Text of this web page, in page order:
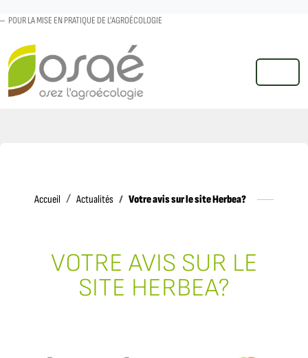
POUR LA MISE EN PRATIQUE DE L'AGROÉCOLOGIE
MENU
Accueil AccueilActualités Votre avis sur le site Herbea?
VOTRE AVIS SUR LE
SITE HERBEA?